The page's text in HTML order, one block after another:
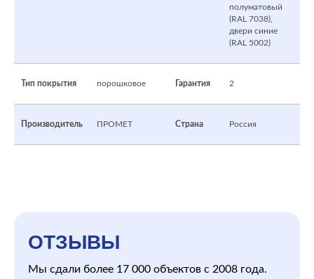
полуматовый
(RAL 7038),
двери синие
(RAL 5002)
Тип покрытия порошковое Гарантия 2
Производитель ПРОМЕТ Страна Россия
ОТЗЫВЫ
Мы сдали более 17 000 объектов с 2008 года.